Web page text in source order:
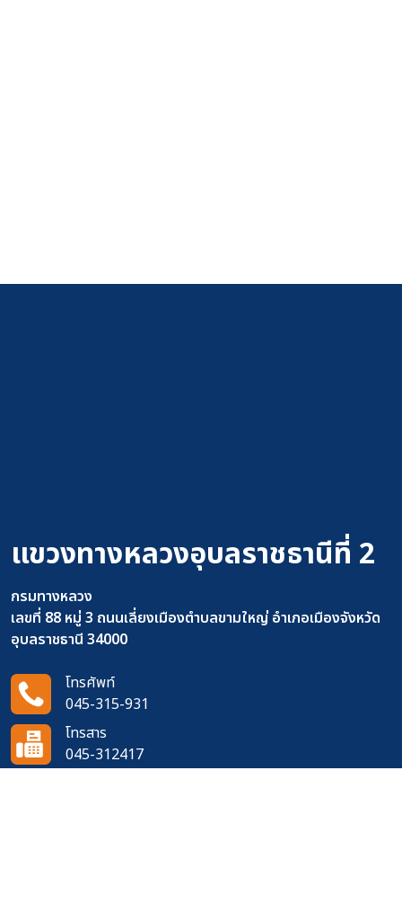
แขวงทางหลวงอุบลราชธานีที่ 2
กรมทางหลวง
เลขที่ 88 หมู่ 3 ถนนเลี่ยงเมืองตำบลขามใหญ่ อำเภอเมืองจังหวัด
อุบลราชธานี 34000
โทรศัพท์
045-315-931
โทรสาร
045-312417